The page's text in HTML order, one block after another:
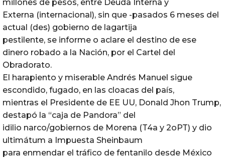
millones de pesos, entre Deuda Interna y
Externa (internacional), sin que -pasados 6 meses del
actual (des) gobierno de lagartija
pestilente, se informe o aclare el destino de ese
dinero robado a la Nación, por el Cartel del
Obradorato.
El harapiento y miserable Andrés Manuel sigue
escondido, fugado, en las cloacas del país,
mientras el Presidente de EE UU, Donald Jhon Trump,
destapó la “caja de Pandora” del
idilio narco/gobiernos de Morena (T4a y 2oPT) y dio
ultimátum a Impuesta Sheinbaum
para enmendar el tráfico de fentanilo desde México